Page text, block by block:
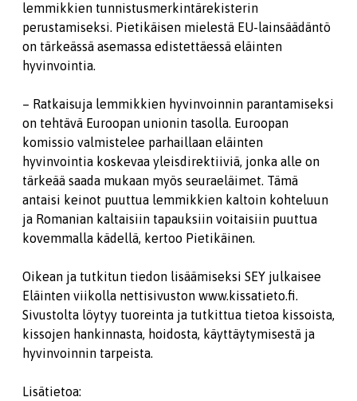
lemmikkien tunnistusmerkintärekisterin
perustamiseksi. Pietikäisen mielestä EU-lainsäädäntö
on tärkeässä asemassa edistettäessä eläinten
hyvinvointia.
– Ratkaisuja lemmikkien hyvinvoinnin parantamiseksi
on tehtävä Euroopan unionin tasolla. Euroopan
komissio valmistelee parhaillaan eläinten
hyvinvointia koskevaa yleisdirektiiviä, jonka alle on
tärkeää saada mukaan myös seuraeläimet. Tämä
antaisi keinot puuttua lemmikkien kaltoin kohteluun
ja Romanian kaltaisiin tapauksiin voitaisiin puuttua
kovemmalla kädellä, kertoo Pietikäinen.
Oikean ja tutkitun tiedon lisäämiseksi SEY julkaisee
Eläinten viikolla nettisivuston www.kissatieto.fi.
Sivustolta löytyy tuoreinta ja tutkittua tietoa kissoista,
kissojen hankinnasta, hoidosta, käyttäytymisestä ja
hyvinvoinnin tarpeista.
Lisätietoa: